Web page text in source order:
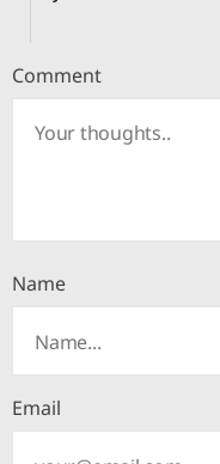
Comment
Name
Email